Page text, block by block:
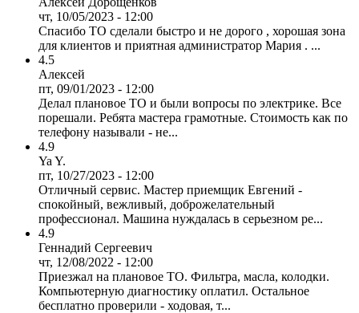
чт, 10/05/2023 - 12:00
Спасибо ТО сделали быстро и не дорого , хорошая зона
для клиентов и приятная администратор Мария . ...
4.5
Алексей
пт, 09/01/2023 - 12:00
Делал плановое ТО и были вопросы по электрике. Все
порешали. Ребята мастера грамотные. Стоимость как по
телефону называли - не...
4.9
Ya Y.
пт, 10/27/2023 - 12:00
Отличный сервис. Мастер приемщик Евгений -
спокойный, вежливый, доброжелательный
профессионал. Машина нуждалась в серьезном ре...
4.9
Геннадий Сергеевич
чт, 12/08/2022 - 12:00
Приезжал на плановое ТО. Фильтра, масла, колодки.
Компьютерную диагностику оплатил. Остальное
бесплатно проверили - ходовая, т...